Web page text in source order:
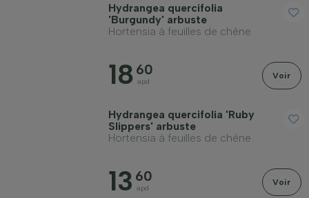
Hydrangea quercifolia
'Burgundy' arbuste
Hortensia à feuilles de chêne
18 60
apd
Voir
Hydrangea quercifolia 'Ruby
Slippers' arbuste
Hortensia à feuilles de chêne
13 60
apd
Voir